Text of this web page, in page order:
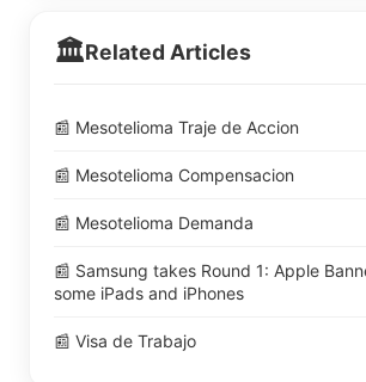
🏛️Related Articles
📰 Mesotelioma Traje de Accion
📰 Mesotelioma Compensacion
📰 Mesotelioma Demanda
📰 Samsung takes Round 1: Apple
some iPads and iPhones
📰 Visa de Trabajo